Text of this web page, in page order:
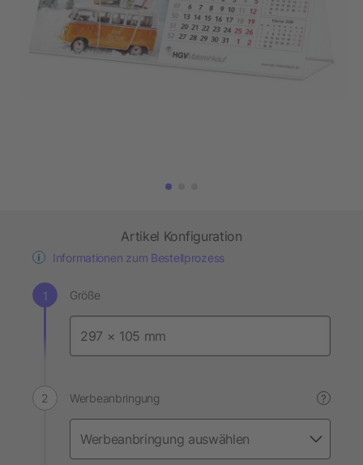
Artikel Konfiguration
Informationen zum Bestellprozess
Größe
Werbeanbringung ?